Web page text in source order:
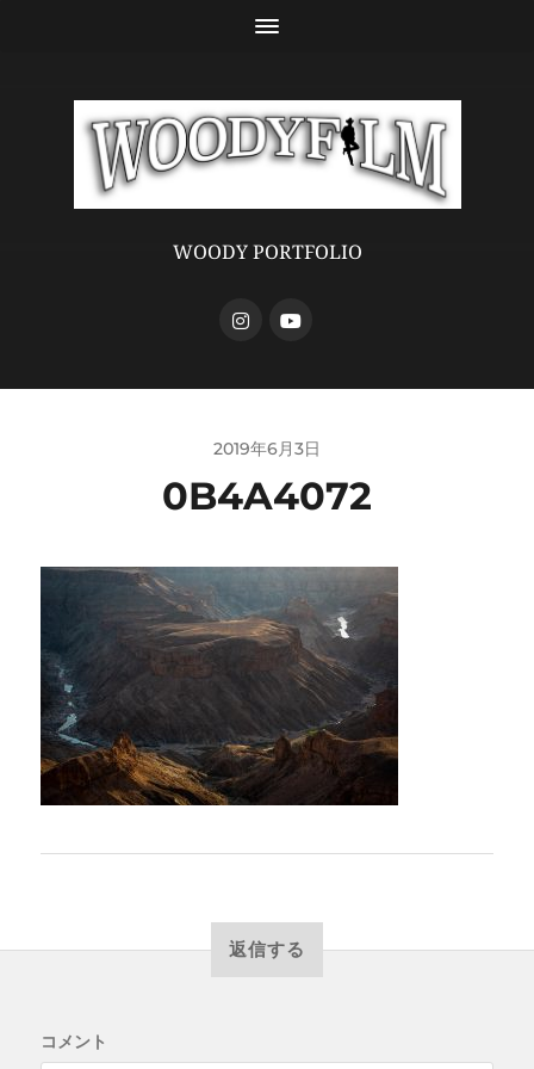
WOODY PORTFOLIO
2019年6月3日
0B4A4072
返信する
コメント